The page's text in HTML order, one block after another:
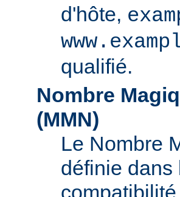
d'hôte,
qualifié.
Nombre
(MMN)
Le Nombre
définie dans